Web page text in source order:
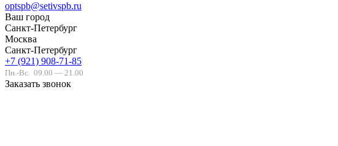
optspb@setivspb.ru
Ваш город
Санкт-Петербург
Москва
Санкт-Петербург
+7 (921) 908-71-85
Пн.-Вс. 09.00 — 21.00
Заказать звонок